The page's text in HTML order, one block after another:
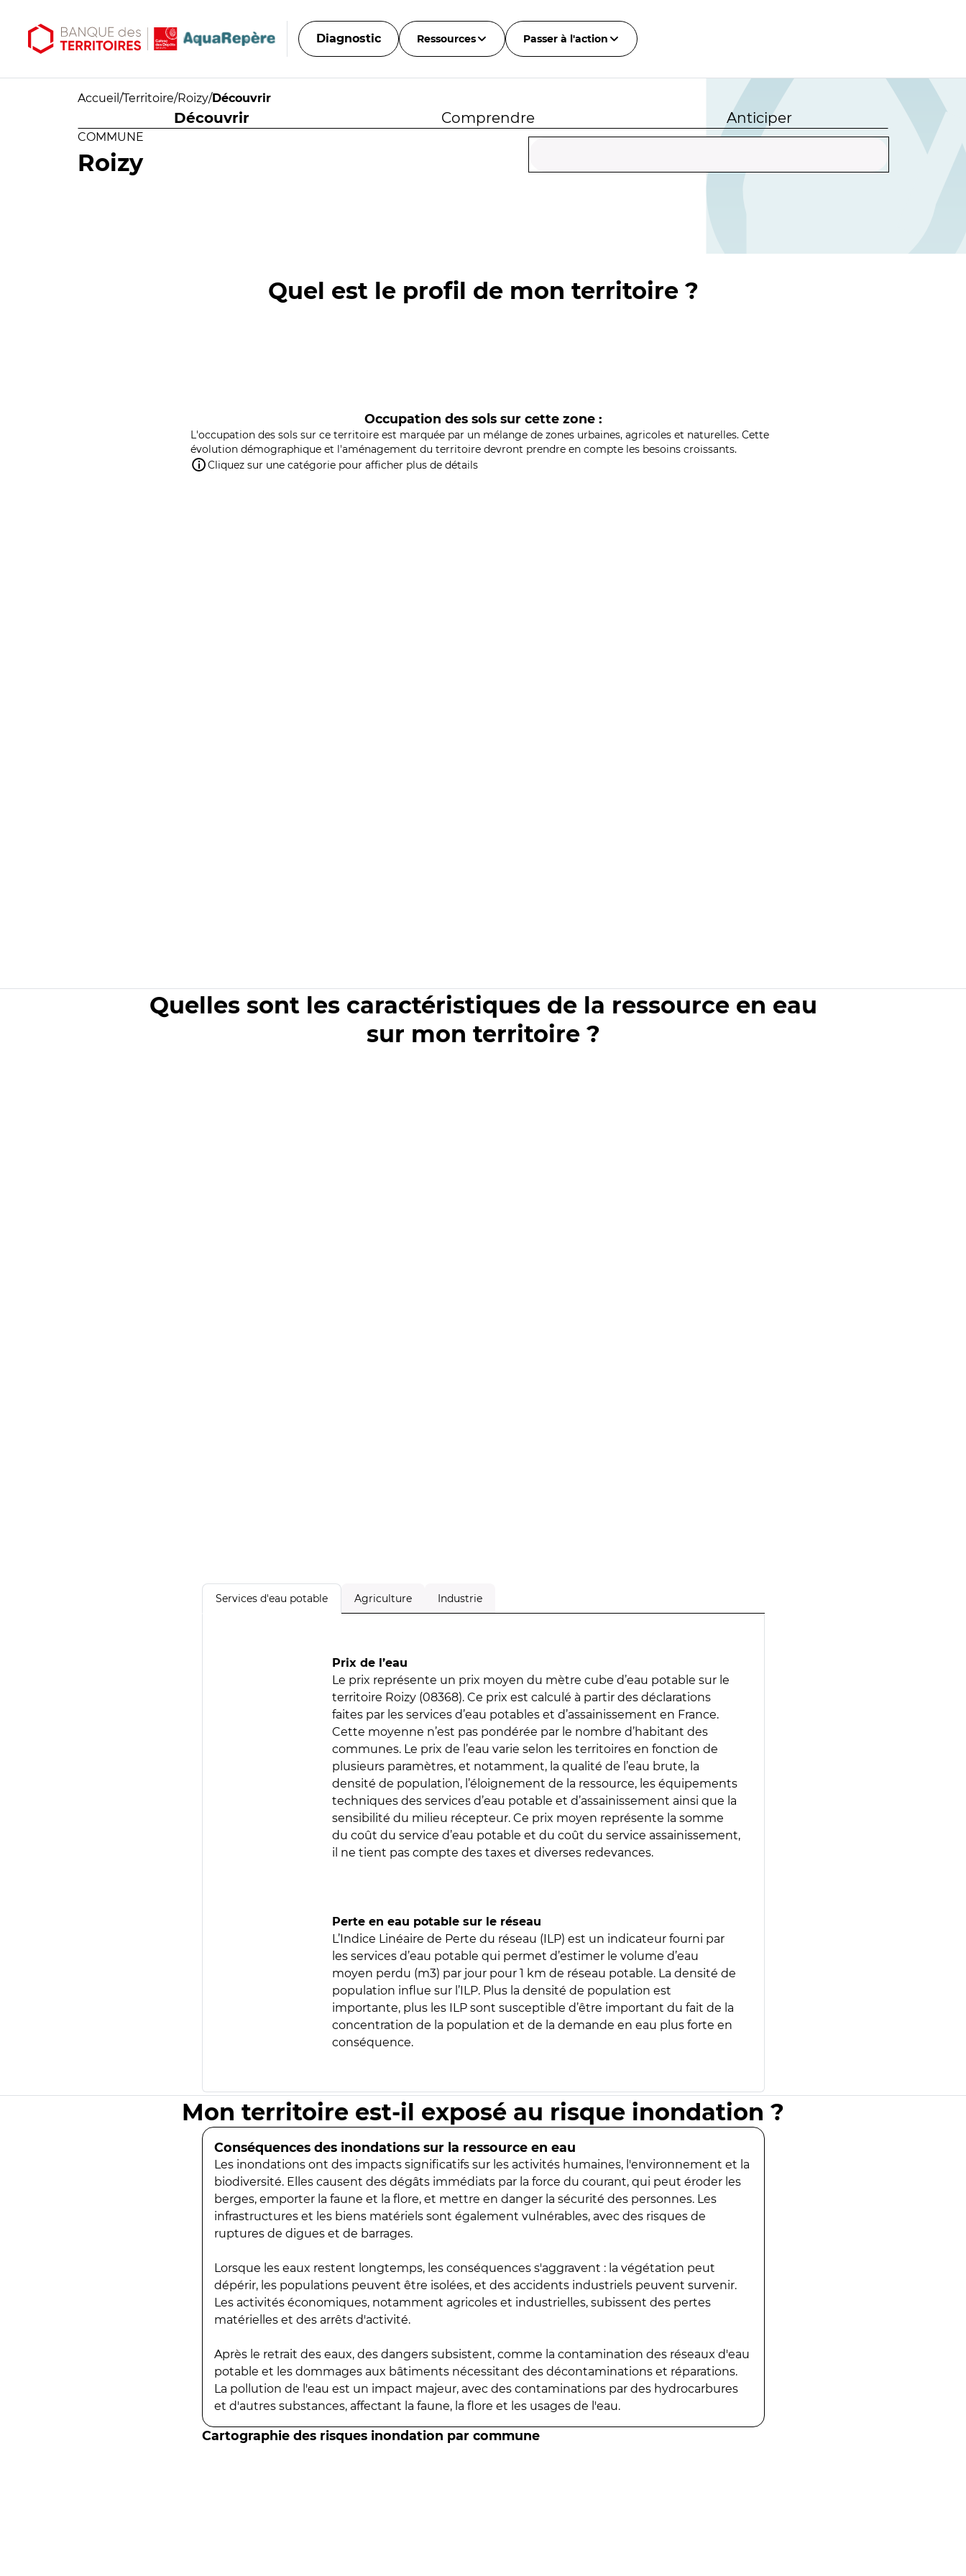
Diagnostic Ressources Passer à l'action
Accueil /Territoire/Roizy/Découvrir
Découvrir Comprendre Anticiper
COMMUNE
Roizy
Quel est le profil de mon territoire ?
Occupation des sols sur cette zone :
L'occupation des sols sur ce territoire est marquée par un mélange de zones urbaines, agricoles et naturelles. Cette
évolution démographique et l'aménagement du territoire devront prendre en compte les besoins croissants.
Cliquez sur une catégorie pour afficher plus de détails
Quelles sont les caractéristiques de la ressource en eau
sur mon territoire ?
Services d'eau potable Agriculture Industrie
Prix de l’eau
Le prix représente un prix moyen du mètre cube d’eau potable sur le
territoire Roizy (08368). Ce prix est calculé à partir des déclarations
faites par les services d’eau potables et d’assainissement en France.
Cette moyenne n’est pas pondérée par le nombre d’habitant des
communes. Le prix de l’eau varie selon les territoires en fonction de
plusieurs paramètres, et notamment, la qualité de l’eau brute, la
densité de population, l’éloignement de la ressource, les équipements
techniques des services d’eau potable et d’assainissement ainsi que la
sensibilité du milieu récepteur. Ce prix moyen représente la somme
du coût du service d’eau potable et du coût du service assainissement,
il ne tient pas compte des taxes et diverses redevances.
Perte en eau potable sur le réseau
L’Indice Linéaire de Perte du réseau (ILP) est un indicateur fourni par
les services d’eau potable qui permet d’estimer le volume d’eau
moyen perdu (m3) par jour pour 1 km de réseau potable. La densité de
population influe sur l’ILP. Plus la densité de population est
importante, plus les ILP sont susceptible d’être important du fait de la
concentration de la population et de la demande en eau plus forte en
conséquence.
Mon territoire est-il exposé au risque inondation ?
Conséquences des inondations sur la ressource en eau
Les inondations ont des impacts significatifs sur les activités humaines, l'environnement et la
biodiversité. Elles causent des dégâts immédiats par la force du courant, qui peut éroder les
berges, emporter la faune et la flore, et mettre en danger la sécurité des personnes. Les
infrastructures et les biens matériels sont également vulnérables, avec des risques de
ruptures de digues et de barrages.
Lorsque les eaux restent longtemps, les conséquences s'aggravent : la végétation peut
dépérir, les populations peuvent être isolées, et des accidents industriels peuvent survenir.
Les activités économiques, notamment agricoles et industrielles, subissent des pertes
matérielles et des arrêts d'activité.
Après le retrait des eaux, des dangers subsistent, comme la contamination des réseaux d'eau
potable et les dommages aux bâtiments nécessitant des décontaminations et réparations.
La pollution de l'eau est un impact majeur, avec des contaminations par des hydrocarbures
et d'autres substances, affectant la faune, la flore et les usages de l'eau.
Cartographie des risques inondation par commune